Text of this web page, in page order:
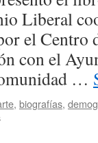
Liberal
el Centro
con el
…
, biografías,
en